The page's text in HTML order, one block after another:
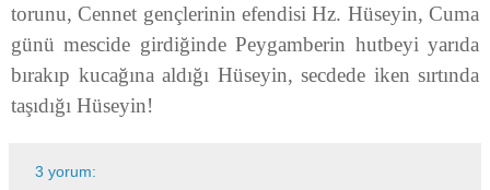
torunu, Cennet gençlerinin efendisi Hz. Hüseyin, Cuma
günü mescide girdiğinde Peygamberin hutbeyi yarıda
bırakıp kucağına aldığı Hüseyin, secdede iken sırtında
taşıdığı Hüseyin!
3 yorum: